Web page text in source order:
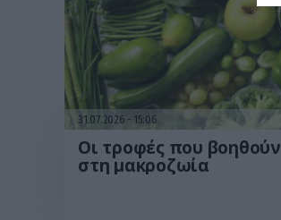
31.07.2026 15:06
Οι τροφές που βοηθούν
στη μακροζωία